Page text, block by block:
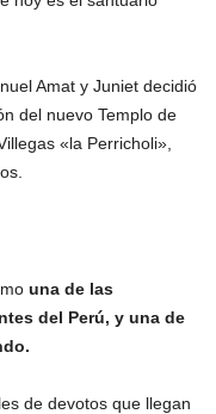
Amat y Juniet decidió
del nuevo Templo de
«la Perricholi»,
una de las
del Perú, y una de
de devotos que llegan